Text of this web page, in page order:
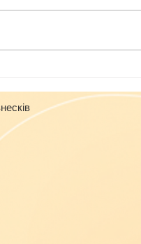
Небезпека зачепінгу